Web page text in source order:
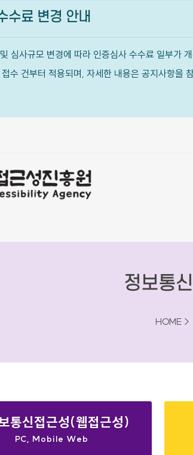
수료 변경 안내
심사규모 변경에 따라 인증심사 수수료 일부가
수 건부터 적용되며, 자세한 내용은 공지사항을
정보통
HOME >
통신접근성(웹접근성)
PC, Mobile Web